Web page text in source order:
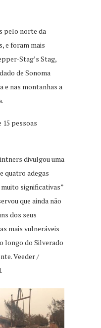
pelo norte da
e foram mais
Stag’s Stag,
de Sonoma
e nas montanhas a
pessoas
divulgou uma
quatro adegas
significativas”
que ainda não
dos seus
mais vulneráveis
longo do Silverado
Veeder /